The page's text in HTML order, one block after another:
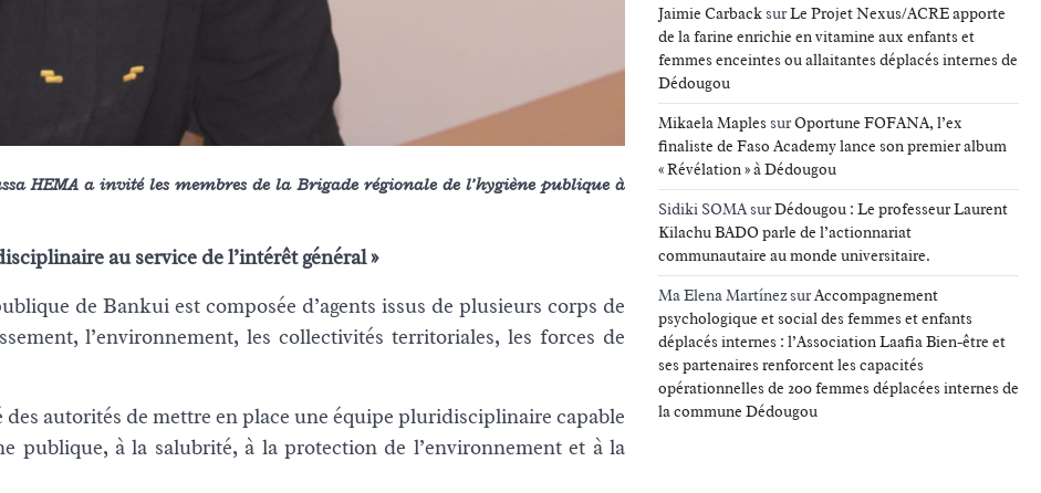
HEMA a invité les membres de la Brigade régionale de l’hygiène publique à
au service de l’intérêt général»
de Bankui est composée d’agents issus de plusieurs corps de
l’environnement, les collectivités territoriales, les forces de
autorités de mettre en place une équipe pluridisciplinaire capable
publique, à la salubrité, à la protection de l’environnement et à la
Jaimie CarbacksurLe Projet Nexus/ACRE apporte
de la farine enrichie en vitamine aux enfants et
femmes enceintes ou allaitantes déplacés internes de
Dédougou
Mikaela Maples surOportune FOFANA, l’ex
finaliste de Faso Academy lance son premier album
« Révélation » à Dédougou
Sidiki SOMAsurDédougou : Le professeur Laurent
Kilachu BADO parle de l’actionnariat
communautaire au monde universitaire.
Ma Elena MartínezsurAccompagnement
psychologique et social des femmes et enfants
déplacés internes : l’Association Laafia Bien-être et
ses partenaires renforcent les capacités
opérationnelles de 200 femmes déplacées internes de
la commune Dédougou